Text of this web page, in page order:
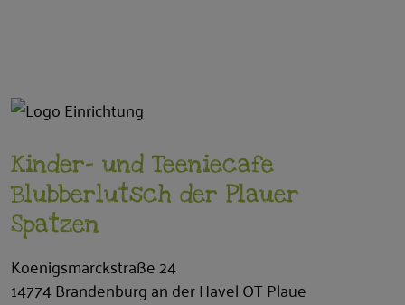
Kinder- und Teeniecafe
Blubberlutsch der Plauer
Spatzen
Koenigsmarckstraße 24
14774 Brandenburg an der Havel OT Plaue